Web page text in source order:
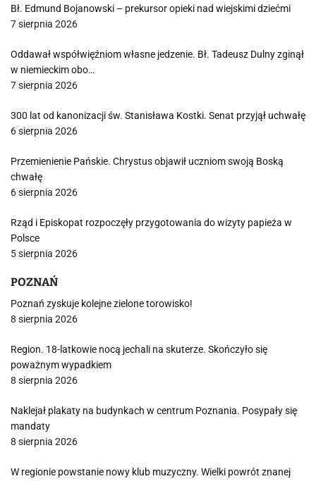
Bł. Edmund Bojanowski – prekursor opieki nad wiejskimi dziećmi
7 sierpnia 2026
Oddawał współwięźniom własne jedzenie. Bł. Tadeusz Dulny zginął
w niemieckim obo…
7 sierpnia 2026
300 lat od kanonizacji św. Stanisława Kostki. Senat przyjął uchwałę
6 sierpnia 2026
Przemienienie Pańskie. Chrystus objawił uczniom swoją Boską
chwałę
6 sierpnia 2026
Rząd i Episkopat rozpoczęły przygotowania do wizyty papieża w
Polsce
5 sierpnia 2026
POZNAŃ
Poznań zyskuje kolejne zielone torowisko!
8 sierpnia 2026
Region. 18-latkowie nocą jechali na skuterze. Skończyło się
poważnym wypadkiem
8 sierpnia 2026
Naklejał plakaty na budynkach w centrum Poznania. Posypały się
mandaty
8 sierpnia 2026
W regionie powstanie nowy klub muzyczny. Wielki powrót znanej